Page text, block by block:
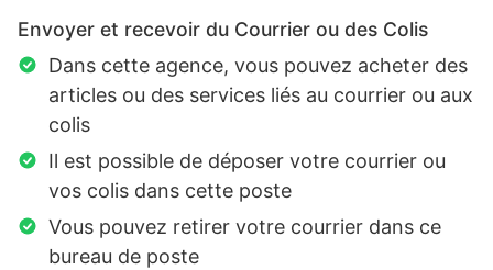
Envoyer et recevoir du Courrier ou des Colis
Dans cette agence, vous pouvez acheter des
articles ou des services liés au courrier ou aux
colis
Il est possible de déposer votre courrier ou
vos colis dans cette poste
Vous pouvez retirer votre courrier dans ce
bureau de poste